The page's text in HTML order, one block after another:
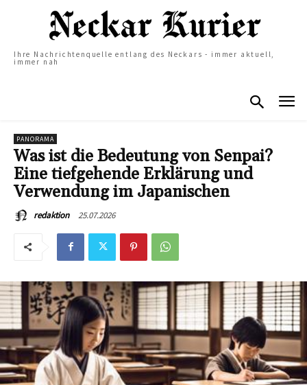
Ihre Nachrichtenquelle entlang des Neckars - immer aktuell,
immer nah
PANORAMA
Was ist die Bedeutung von Senpai?
Eine tiefgehende Erklärung und
Verwendung im Japanischen
redaktion 25.07.2026